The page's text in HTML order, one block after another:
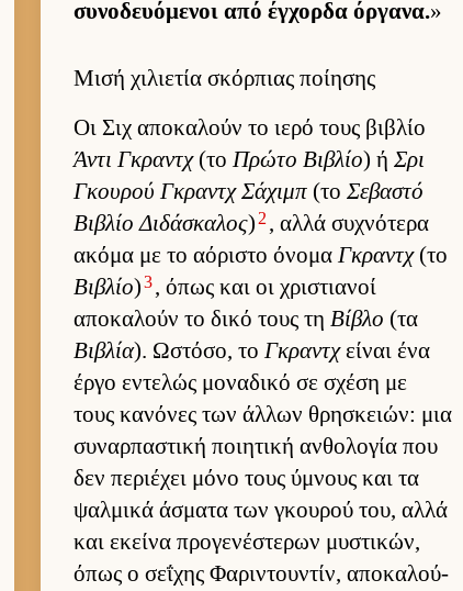
συνοδευόμενοι από έγ­χορδα όρ­γανα.»
Μισή χιλιετία σκόρπιας ποίησης
Οι Σιχ αποκαλούν το ιερό τους βιβλίο
Άντι Γκραντχ(τοΠρώτο Βιβλίο) ήΣρι
Γκου­ρού Γκραντχ Σάχιμπ (τοΣεβαστό
Βιβλίο Διδάσκαλος) 2 , αλλά συχνότερα
ακόμα με το αόριστο όνομαΓκραντχ(το
Βιβλίο)3, όπως και οι χριστια­νοί
αποκαλούν το δικό τους τηΒίβλο (τα
Βιβλία). Ωστόσο, τοΓκραντχεί­ναι ένα
έργο εντελώς μοναδικό σε σχέση με
τους κανόνες των άλ­λων θρησκειών: μια
συναρ­παστική ποι­ητική αν­θολογία που
δεν περιέχει μόνο τους ύμνους και τα
ψαλ­μικά άσματα των γκου­ρού του, αλλά
και εκείνα προγενέστερων μυστικών,
όπως ο σεΐχης Φαριντου­ντίν, αποκαλού­